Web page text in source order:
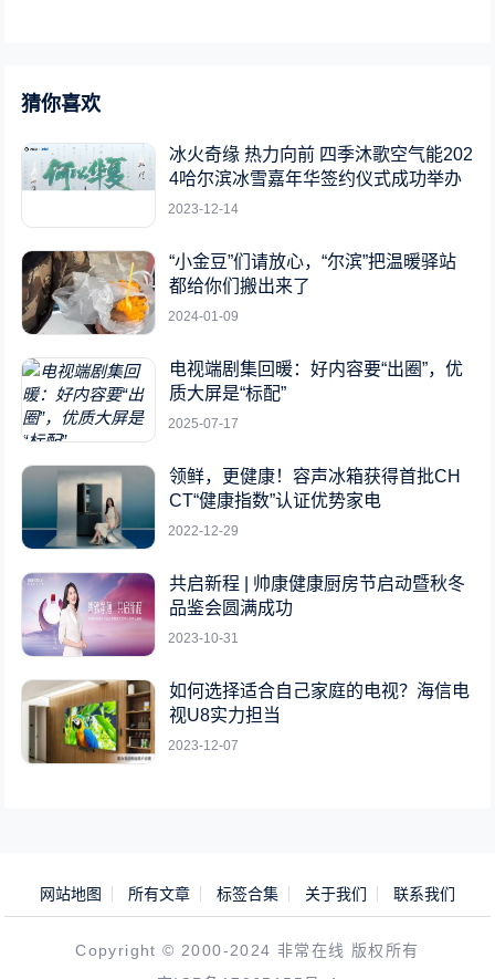
猜你喜欢
冰火奇缘 热力向前 四季沐歌空气能202
4哈尔滨冰雪嘉年华签约仪式成功举办
2023-12-14
“小金豆”们请放心，“尔滨”把温暖驿站
都给你们搬出来了
2024-01-09
电视端剧集回暖：好内容要“出圈”，优
质大屏是“标配”
2025-07-17
领鲜，更健康！容声冰箱获得首批CH
CT“健康指数”认证优势家电
2022-12-29
共启新程 | 帅康健康厨房节启动暨秋冬
品鉴会圆满成功
2023-10-31
如何选择适合自己家庭的电视？海信电
视U8实力担当
2023-12-07
网站地图 所有文章 标签合集 关于我们 联系我们
Copyright © 2000-2024 非常在线 版权所有